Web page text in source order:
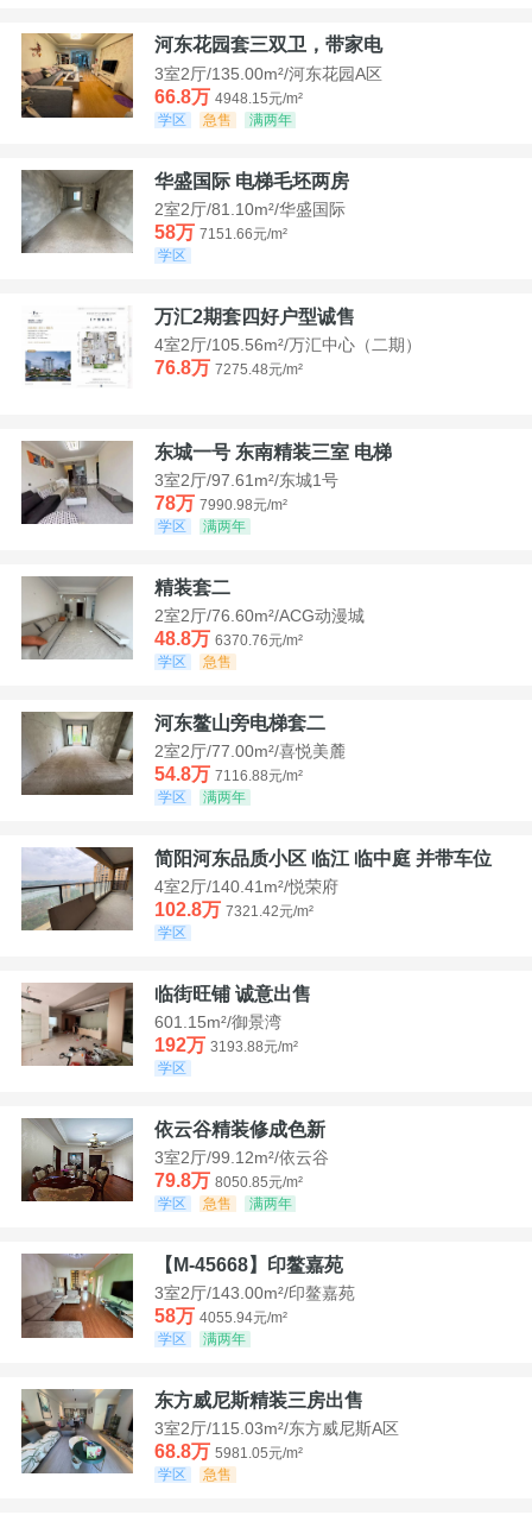
河东花园套三双卫，带家电
3室2厅/135.00m²/河东花园A区
66.8万 4948.15元/m²
学区
急售 满两年
华盛国际 电梯毛坯两房
2室2厅/81.10m²/华盛国际
58万 7151.66元/m²
学区
万汇2期套四好户型诚售
4室2厅/105.56m²/万汇中心（二期）
76.8万 7275.48元/m²
东城一号 东南精装三室 电梯
3室2厅/97.61m²/东城1号
78万 7990.98元/m²
学区
满两年
精装套二
2室2厅/76.60m²/ACG动漫城
48.8万 6370.76元/m²
学区
急售
河东鳌山旁电梯套二
2室2厅/77.00m²/喜悦美麓
54.8万 7116.88元/m²
学区
满两年
简阳河东品质小区 临江 临中庭 并带车位
4室2厅/140.41m²/悦荣府
102.8万 7321.42元/m²
学区
临街旺铺 诚意出售
601.15m²/御景湾
192万 3193.88元/m²
学区
依云谷精装修成色新
3室2厅/99.12m²/依云谷
79.8万 8050.85元/m²
学区
急售 满两年
【M-45668】印鳌嘉苑
3室2厅/143.00m²/印鳌嘉苑
58万 4055.94元/m²
学区
满两年
东方威尼斯精装三房出售
3室2厅/115.03m²/东方威尼斯A区
68.8万 5981.05元/m²
学区
急售